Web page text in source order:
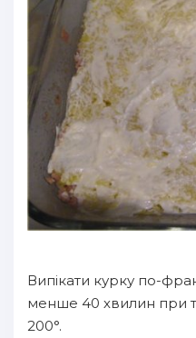
Випікати курку по-
менше 40 хвилин при
200°.